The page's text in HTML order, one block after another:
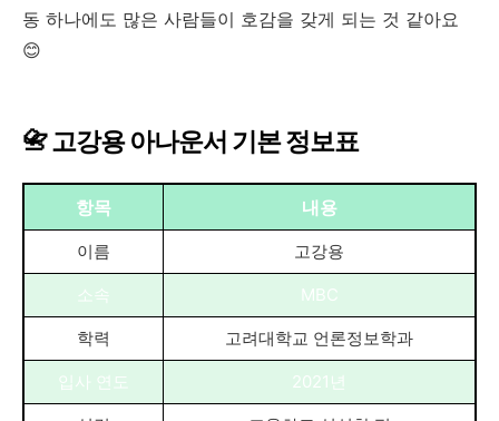
동 하나에도 많은 사람들이 호감을 갖게 되는 것 같아요
😊
📇 고강용 아나운서 기본 정보표
항목 내용
이름 고강용
소속 MBC
학력 고려대학교 언론정보학과
입사 연도 2021년